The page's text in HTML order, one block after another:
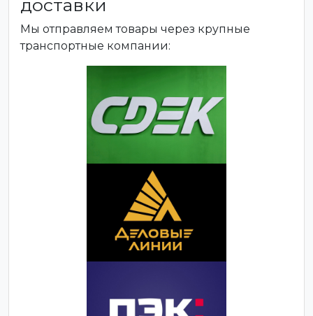
доставки
Мы отправляем товары через крупные
транспортные компании: